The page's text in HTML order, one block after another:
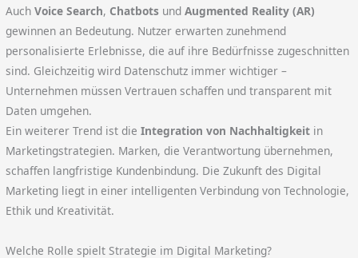
AuchVoice Search, Chatbots undAugmented Reality (AR)
gewinnen an Bedeutung. Nutzer erwarten zunehmend
personalisierte Erlebnisse, die auf ihre Bedürfnisse zugeschnitten
sind. Gleichzeitig wird Datenschutz immer wichtiger –
Unternehmen müssen Vertrauen schaffen und transparent mit
Daten umgehen.
Ein weiterer Trend ist dieIntegration von Nachhaltigkeit in
Marketingstrategien. Marken, die Verantwortung übernehmen,
schaffen langfristige Kundenbindung. Die Zukunft des Digital
Marketing liegt in einer intelligenten Verbindung von Technologie,
Ethik und Kreativität.
Welche Rolle spielt Strategie im Digital Marketing?